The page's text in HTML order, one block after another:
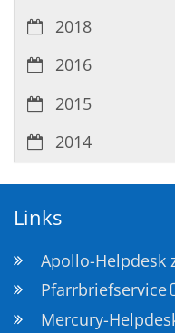
2018
2016
2015
2014
Links
Apollo-Helpdesk
Pfarrbriefservice
Mercury-